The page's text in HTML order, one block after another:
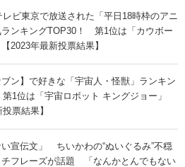
レビ東京で放送された「平日18時枠のアニ
ランキングTOP30！ 第1位は「カウボー
2023年最新投票結果】
ブン】で好きな「宇宙人・怪獣」ランキン
1位は「宇宙ロボット キングジョー」
投票結果】
い宣伝文」 ちいかわの“ぬいぐるみ”不穏
チフレーズが話題 「なんかとんでもない